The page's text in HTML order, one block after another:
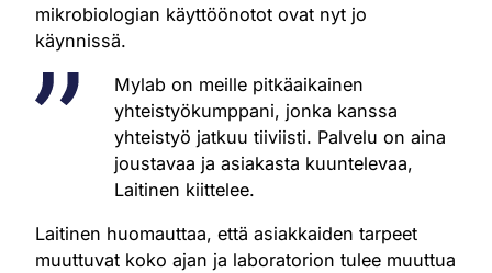
mikrobiologian käyttöönotot ovat nyt jo
käynnissä.
Mylab on meille pitkäaikainen
yhteistyökumppani, jonka kanssa
yhteistyö jatkuu tiiviisti. Palvelu on aina
joustavaa ja asiakasta kuuntelevaa,
Laitinen kiittelee.
Laitinen huomauttaa, että asiakkaiden tarpeet
muuttuvat koko ajan ja laboratorion tulee muuttua